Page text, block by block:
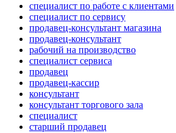
специалист по работе с клиентами
специалист по сервису
продавец-консультант магазина
продавец-консультант
рабочий на производство
специалист сервиса
продавец
продавец-кассир
консультант
консультант торгового зала
специалист
старший продавец